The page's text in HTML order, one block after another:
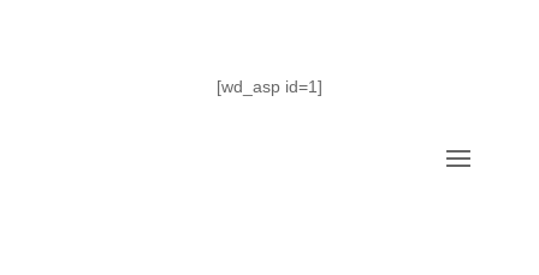
[wd_asp id=1]